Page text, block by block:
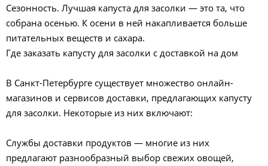
Сезонность. Лучшая капуста для засолки — это та, что
собрана осенью. К осени в ней накапливается больше
питательных веществ и сахара.
Где заказать капусту для засолки с доставкой на дом
В Санкт-Петербурге существует множество онлайн-
магазинов и сервисов доставки, предлагающих капусту
для засолки. Некоторые из них включают:
Службы доставки продуктов — многие из них
предлагают разнообразный выбор свежих овощей,